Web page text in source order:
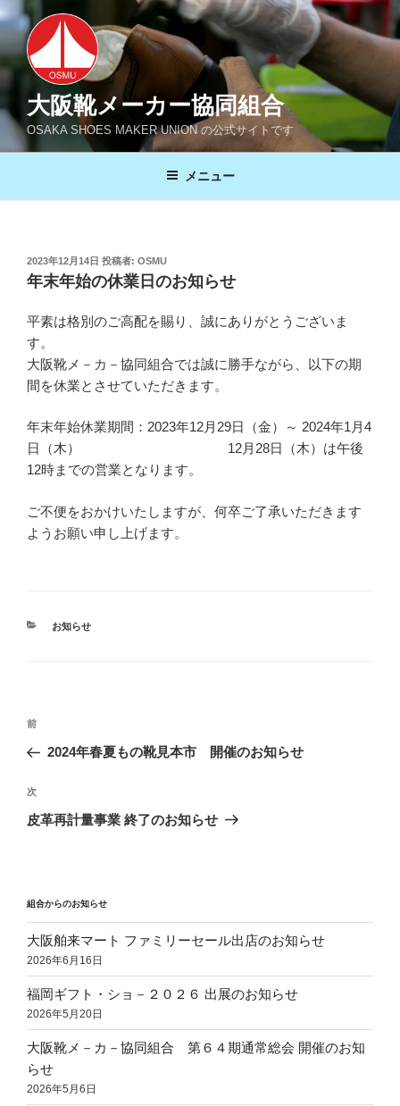
コ
ン
テ
へ
プ
大阪靴メーカー協同組合
OSAKA SHOES MAKER UNION の公式サイトです
メニュー
投
稿
日:
2023年12月14日 投稿者: OSMU
年末年始の休業日のお知らせ
平素は格別のご高配を賜り、誠にありがとうございま
す。
大阪靴メ－カ－協同組合では誠に勝手ながら、以下の期
間を休業とさせていただきます。
年末年始休業期間：2023年12月29日（金）～ 2024年1月4
日（木） 12月28日（木）は午後
12時までの営業となります。
ご不便をおかけいたしますが、何卒ご了承いただきます
ようお願い申し上げます。
カ
お知らせ
投
ナ
ビ
ゲ
ン
前
の
稿
前
2024年春夏もの靴見本市 開催のお知らせ
次
の
次
皮革再計量事業 終了のお知らせ
組合からのお知らせ
大阪舶来マート ファミリーセール出店のお知らせ
2026年6月16日
福岡ギフト・ショ－２０２６ 出展のお知らせ
2026年5月20日
大阪靴メ－カ－協同組合 第６４期通常総会 開催のお知
らせ
2026年5月6日